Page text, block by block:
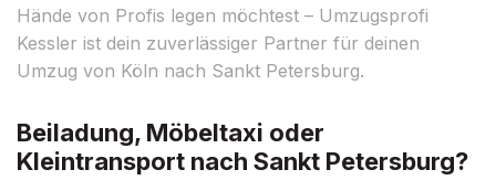
Hände von Profis legen möchtest – Umzugsprofi
Kessler ist dein zuverlässiger Partner für deinen
Umzug von Köln nach Sankt Petersburg.
Beiladung, Möbeltaxi oder
Kleintransport nach Sankt Petersburg?